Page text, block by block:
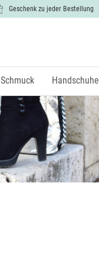
Geschenk zu jeder Bestellung
Schmuck Handschuhe